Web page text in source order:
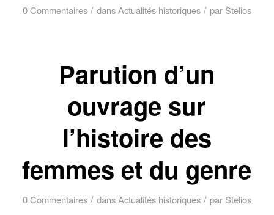
0 Commentaires / dans Actualités historiques / par Stelios
Parution d’un
ouvrage sur
l’histoire des
femmes et du genre
0 Commentaires / dans Actualités historiques / par Stelios